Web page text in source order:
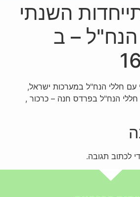
השנתי
– ב
חללי הנח"ל במערכות ישראל,
הנח"ל בפרדס חנה – כרכור ,
לכתוב תגובה.